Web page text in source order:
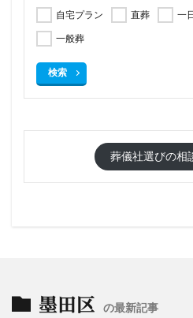
自宅プラン 直葬 一
一般葬
検索
葬儀社選びの相
墨田区 の最新記事